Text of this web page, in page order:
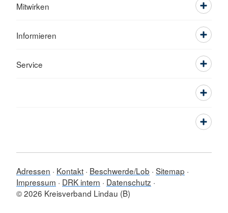
Mitwirken
Informieren
Service
Adressen Kontakt Beschwerde/Lob Sitemap
Impressum
DRK intern
Datenschutz
© 2026 Kreisverband Lindau (B)